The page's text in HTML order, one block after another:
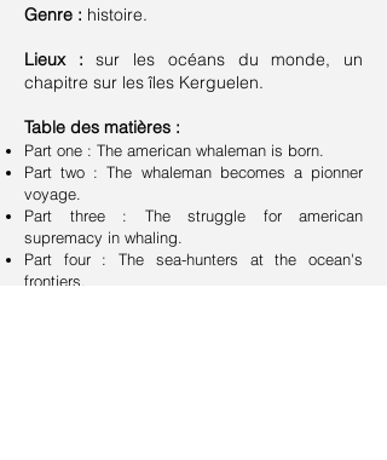
Genre : histoire.
Lieux : sur les océans du monde, un
chapitre sur les îles Kerguelen.
Table des matières :
Part one : The american whaleman is born.
Part two : The whaleman becomes a pionner
voyage.
Part three : The struggle for american
supremacy in whaling.
Part four : The sea-hunters at the ocean's
frontiers.